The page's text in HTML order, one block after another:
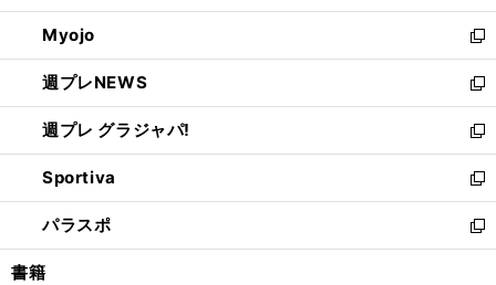
開
く
ウ
で
開
く
ン
ド
ウ
で
開
く
ウ
ィ
ン
ド
ウ
で
開
く
Myojo
新
し
い
ウ
ィ
ン
ド
ウ
で
開
週プレNEWS
新
し
い
ウ
ィ
ン
ド
ウ
週プレ グラジャパ!
新
し
い
ウ
ィ
ン
Sportiva
新
し
い
ウ
パラスポ
新
し
書籍